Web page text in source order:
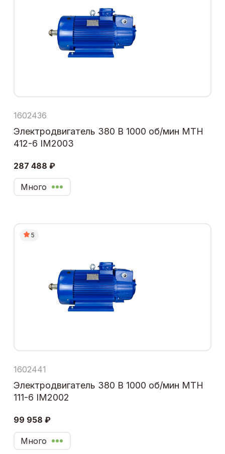
1602436
Электродвигатель 380 В 1000 об/мин МТН
412-6 IM2003
287 488 ₽
Много
5
1602441
Электродвигатель 380 В 1000 об/мин МТН
111-6 IM2002
99 958 ₽
Много